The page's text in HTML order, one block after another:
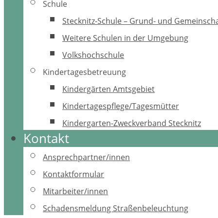
Schule
Stecknitz-Schule – Grund- und
Weitere Schulen in der Umgebung
Volkshochschule
Kindertagesbetreuung
Kindergärten Amtsgebiet
Kindertagespflege/Tagesmütter
Kindergarten-Zweckverband Stecknitz
Kontakt
Ansprechpartner/innen
Kontaktformular
Mitarbeiter/innen
Schadensmeldung Straßenbeleuchtung